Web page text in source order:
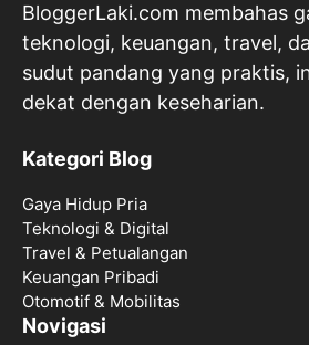
BloggerLaki.com membahas
teknologi, keuangan, travel,
sudut pandang yang praktis,
dekat dengan keseharian.
Kategori Blog
Gaya Hidup Pria
Teknologi & Digital
Travel & Petualangan
Keuangan Pribadi
Otomotif & Mobilitas
Novigasi